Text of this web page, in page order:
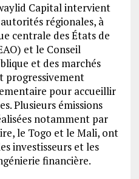
Capital intervient
régionales, à
centrale des États de
et le Conseil
et des marchés
progressivement
pour accueillir
Plusieurs émissions
notamment par
le Togo et le Mali, ont
investisseurs et les
financière.